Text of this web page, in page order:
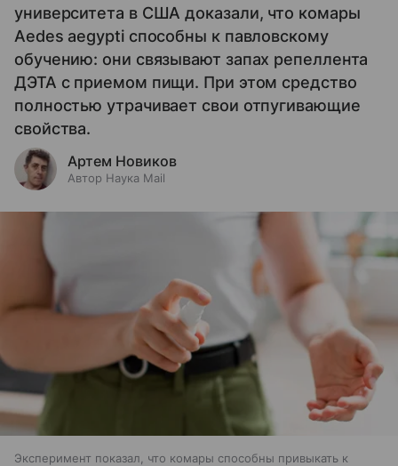
университета в США доказали, что комары
Aedes aegypti способны к павловскому
обучению: они связывают запах репеллента
ДЭТА с приемом пищи. При этом средство
полностью утрачивает свои отпугивающие
свойства.
Артем Новиков
Автор Наука Mail
Эксперимент показал, что комары способны привыкать к